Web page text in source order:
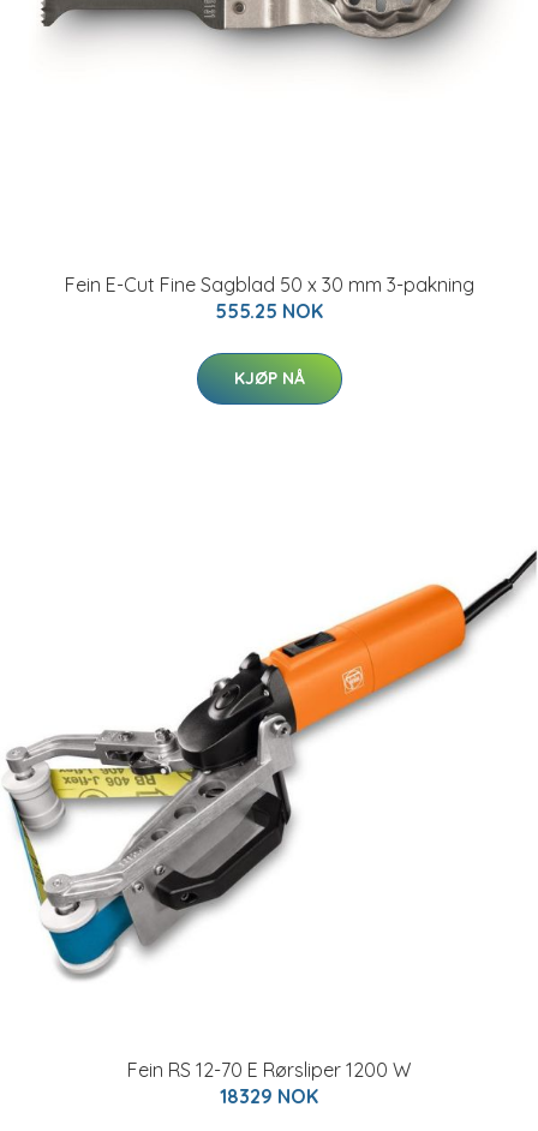
Fein E-Cut Fine Sagblad 50 x 30 mm 3-pakning
555.25 NOK
KJØP NÅ
Fein RS 12-70 E Rørsliper 1200 W
18329 NOK